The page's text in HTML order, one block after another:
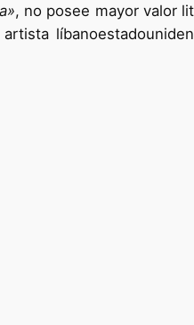
, no posee mayor valor